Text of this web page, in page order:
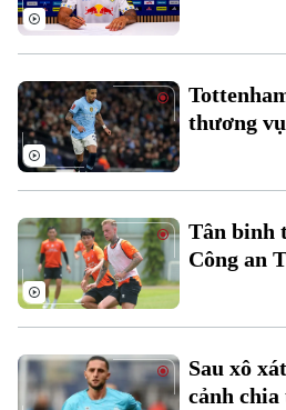
thương
Tân binh
Công an
Sau xô
cảnh